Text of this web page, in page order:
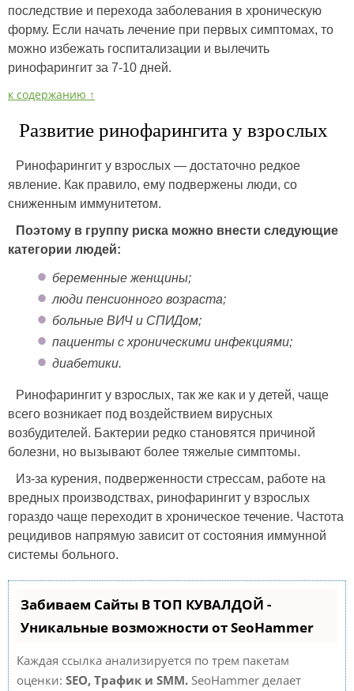
последствие и перехода заболевания в хроническую
форму. Если начать лечение при первых симптомах, то
можно избежать госпитализации и вылечить
ринофарингит за 7-10 дней.
к содержанию ↑
Развитие ринофарингита у взрослых
Ринофарингит у взрослых — достаточно редкое
явление. Как правило, ему подвержены люди, со
сниженным иммунитетом.
Поэтому в группу риска можно внести следующие
категории людей:
беременные женщины;
люди пенсионного возраста;
больные ВИЧ и СПИДом;
пациенты с хроническими инфекциями;
диабетики.
Ринофарингит у взрослых, так же как и у детей, чаще
всего возникает под воздействием вирусных
возбудителей. Бактерии редко становятся причиной
болезни, но вызывают более тяжелые симптомы.
Из-за курения, подверженности стрессам, работе на
вредных производствах, ринофарингит у взрослых
гораздо чаще переходит в хроническое течение. Частота
рецидивов напрямую зависит от состояния иммунной
системы больного.
Забиваем Сайты В ТОП КУВАЛДОЙ -
Уникальные возможности от SeoHammer
Каждая ссылка анализируется по трем пакетам
оценки: SEO, Трафик и SMM. SeoHammer делает